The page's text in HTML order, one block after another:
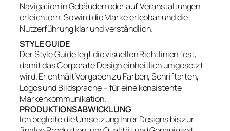
Navigation in Gebäuden oder auf Veranstaltungen
erleichtern. So wird die Marke erlebbar und die
Nutzerführung klar und verständlich.
STYLE GUIDE
Der Style Guide legt die visuellen Richtlinien fest,
damit das Corporate Design einheitlich umgesetzt
wird. Er enthält Vorgaben zu Farben, Schriftarten,
Logos und Bildsprache – für eine konsistente
Markenkommunikation.
PRODUKTIONSABWICKLUNG
Ich begleite die Umsetzung Ihrer Designs bis zur